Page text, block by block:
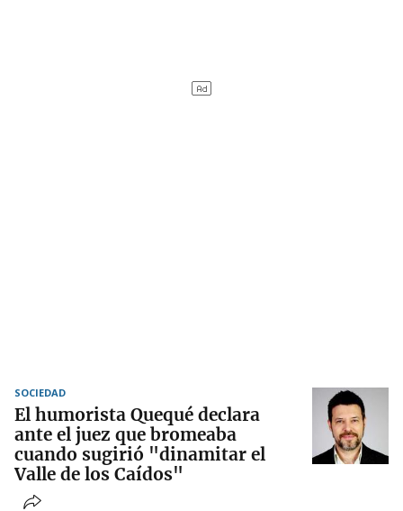
SOCIEDAD
El humorista Quequé declara
ante el juez que bromeaba
cuando sugirió "dinamitar el
Valle de los Caídos"